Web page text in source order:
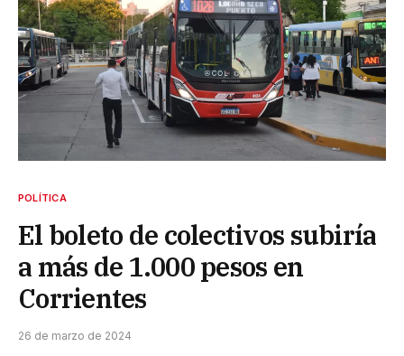
POLÍTICA
El boleto de colectivos subiría
a más de 1.000 pesos en
Corrientes
26 de marzo de 2024